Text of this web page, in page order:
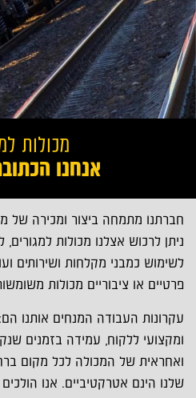
מכולות
אנחנו
חברתנו מתמחה ביצור ומכירה של
ניתן לרכוש אצלנו מכולות
לשימוש כמבני מקלחות ושירותים
פרטיים או ציבוריים מכולות
עקרונות העבודה המנחים אותנו
ומקצועי ללקוח, עמידה בזמנים
ואחראית של המכולה לכל מקום
שלנו הינם אטרקטיביים. אנו